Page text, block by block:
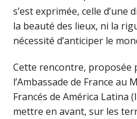
s’est exprimée, celle d’une
la beauté des lieux, ni la
nécessité d’anticiper le
Cette rencontre, proposée
l’Ambassade de France au
Francés de América Latina
mettre en avant, sur les